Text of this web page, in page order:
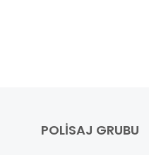
POLISAJ GRUBU